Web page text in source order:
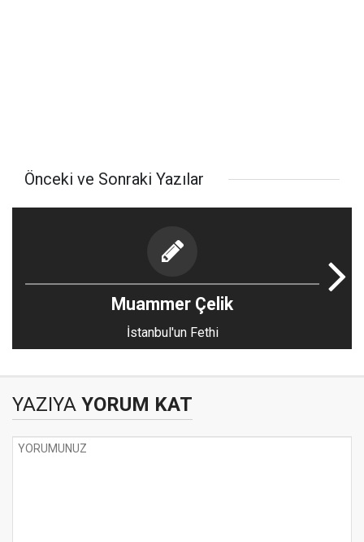
Önceki ve Sonraki Yazılar
Muammer Çelik
İstanbul'un Fethi
YAZIYA YORUM KAT